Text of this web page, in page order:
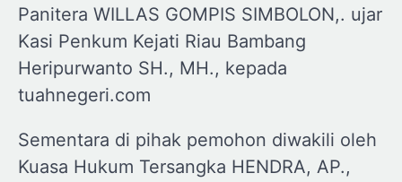
Panitera WILLAS GOMPIS SIMBOLON,. ujar
Kasi Penkum Kejati Riau Bambang
Heripurwanto SH., MH., kepada
tuahnegeri.com
Sementara di pihak pemohon diwakili oleh
Kuasa Hukum Tersangka HENDRA, AP.,